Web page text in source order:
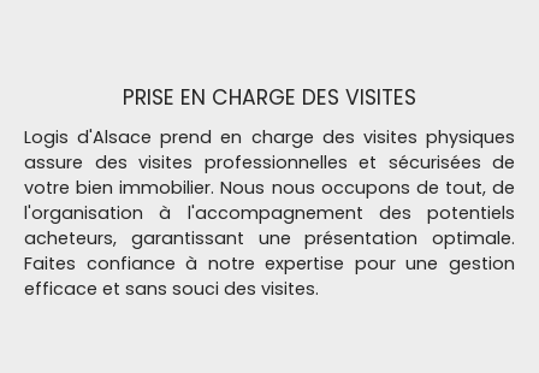
PRISE EN CHARGE DES VISITES
Logis d'Alsace prend en charge des visites physiques
assure des visites professionnelles et sécurisées de
votre bien immobilier. Nous nous occupons de tout, de
l'organisation à l'accompagnement des potentiels
acheteurs, garantissant une présentation optimale.
Faites confiance à notre expertise pour une gestion
efficace et sans souci des visites.